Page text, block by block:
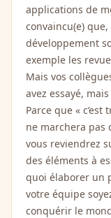
applications de
convaincu(e)
développement
exemple les
Mais vos
avez essayé,
Parce que « c’est
ne marchera pas
vous reviendrez
des éléments à
quoi élaborer un
votre équipe
conquérir le